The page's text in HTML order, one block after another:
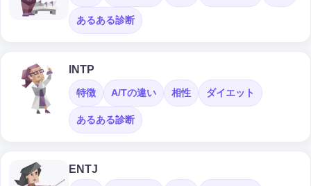
あるある診断
INTP
特徴 A/Tの違い 相性 ダイエット
あるある診断
ENTJ